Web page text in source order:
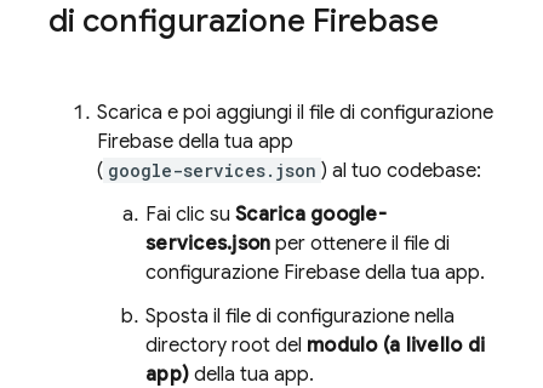
di configurazione Firebase
Scarica e poi aggiungi il file di configurazione
Firebase della tua app
( google-services.json ) al tuo codebase:
Fai clic su Scarica google-
services.json per ottenere il file di
configurazione Firebase della tua app.
Sposta il file di configurazione nella
directory root del modulo (a livello di
app) della tua app.